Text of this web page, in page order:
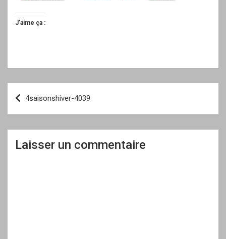
J’aime ça :
Navigation
de
4saisonshiver-4039
Laisser un commentaire